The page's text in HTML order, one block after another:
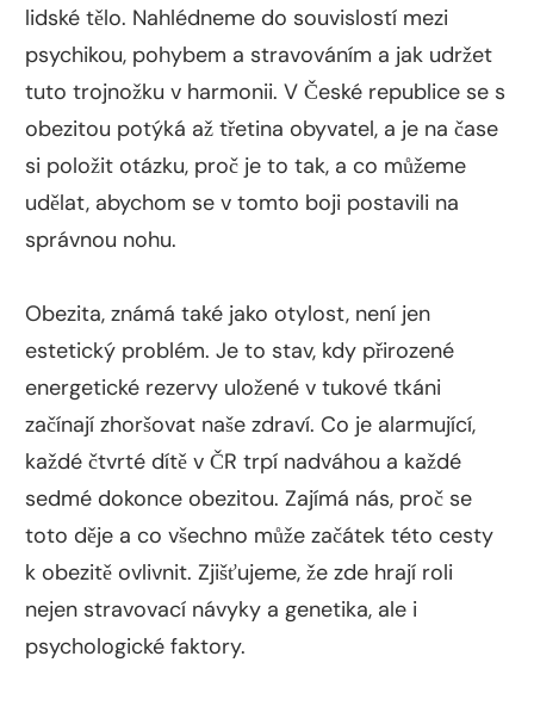
lidské tělo. Nahlédneme do souvislostí mezi
psychikou, pohybem a stravováním a jak udržet
tuto trojnožku v harmonii. V České republice se s
obezitou potýká až třetina obyvatel, a je na čase
si položit otázku, proč je to tak, a co můžeme
udělat, abychom se v tomto boji postavili na
správnou nohu.
Obezita, známá také jako otylost, není jen
estetický problém. Je to stav, kdy přirozené
energetické rezervy uložené v tukové tkáni
začínají zhoršovat naše zdraví. Co je alarmující,
každé čtvrté dítě v ČR trpí nadváhou a každé
sedmé dokonce obezitou. Zajímá nás, proč se
toto děje a co všechno může začátek této cesty
k obezitě ovlivnit. Zjišťujeme, že zde hrají roli
nejen stravovací návyky a genetika, ale i
psychologické faktory.